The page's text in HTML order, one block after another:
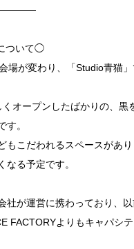
ついて◯
場が変わり、「Studio青猫
オープンしたばかりの、黒
す。
もこだわれるスペースがあ
なる予定です。
社が運営に携わっており、
FACTORYよりもキャパシ